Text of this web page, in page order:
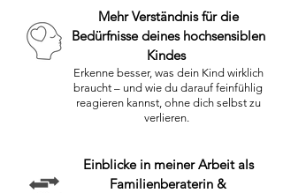
Mehr Verständnis für die
Bedürfnisse deines hochsensiblen
Kindes
Erkenne besser, was dein Kind wirklich
braucht – und wie du darauf feinfühlig
reagieren kannst, ohne dich selbst zu
verlieren.
Einblicke in meiner Arbeit als
Familienberaterin &